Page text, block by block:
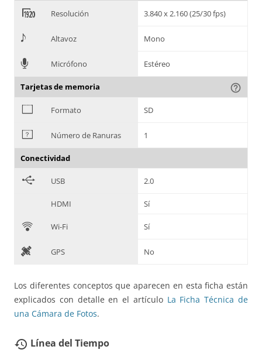
< Resolución 3.840 x 2.160 (25/30 fps)
> Altavoz Mono
= Micrófono Estéreo
Tarjetas de memoria help_outline
Formato SD
@ Número de Ranuras 1
Conectividad
B USB 2.0
HDMI Sí
C Wi-Fi Sí
D GPS No
Los diferentes conceptos que aparecen en esta ficha están
explicados con detalle en el artículo La Ficha Técnica de
una Cámara de Fotos.
restore Línea del Tiempo